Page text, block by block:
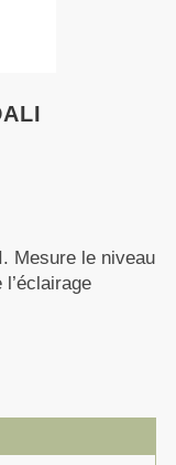
Mesure le niveau